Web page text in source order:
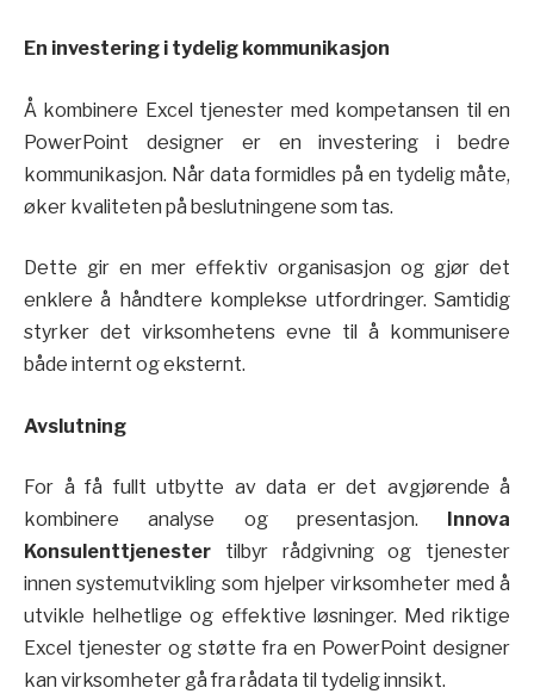
En investering i tydelig kommunikasjon
Å kombinere Excel tjenester med kompetansen til en
PowerPoint designer er en investering i bedre
kommunikasjon. Når data formidles på en tydelig måte,
øker kvaliteten på beslutningene som tas.
Dette gir en mer effektiv organisasjon og gjør det
enklere å håndtere komplekse utfordringer. Samtidig
styrker det virksomhetens evne til å kommunisere
både internt og eksternt.
Avslutning
For å få fullt utbytte av data er det avgjørende å
kombinere analyse og presentasjon.
Innova
Konsulenttjenester tilbyr rådgivning og tjenester
innen systemutvikling som hjelper virksomheter med å
utvikle helhetlige og effektive løsninger. Med riktige
Excel tjenester og støtte fra en PowerPoint designer
kan virksomheter gå fra rådata til tydelig innsikt.